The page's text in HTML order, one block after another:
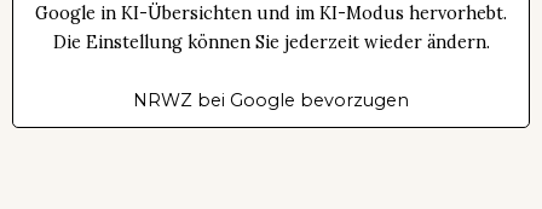
Google in KI-Übersichten und im KI-Modus hervorhebt.
Die Einstellung können Sie jederzeit wieder ändern.
NRWZ bei Google bevorzugen